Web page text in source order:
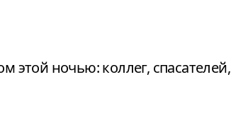
этой ночью: коллег, спасателей,